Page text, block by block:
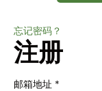
忘记密码？
注册
邮箱地址 *